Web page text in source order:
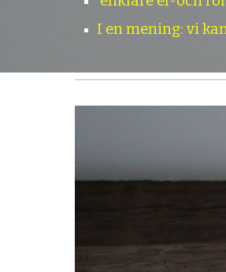
I en mening: vi